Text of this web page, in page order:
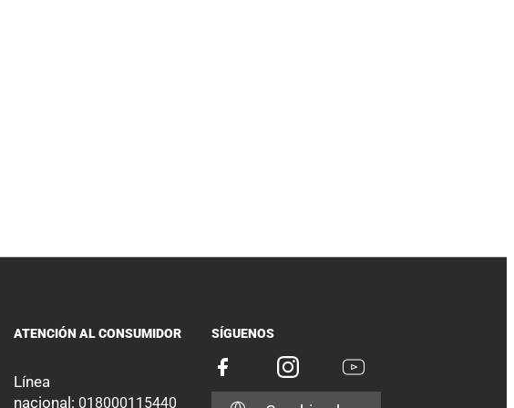
ATENCIÓN AL CONSUMIDOR
Línea
nacional: 018000115440
SÍGUENOS